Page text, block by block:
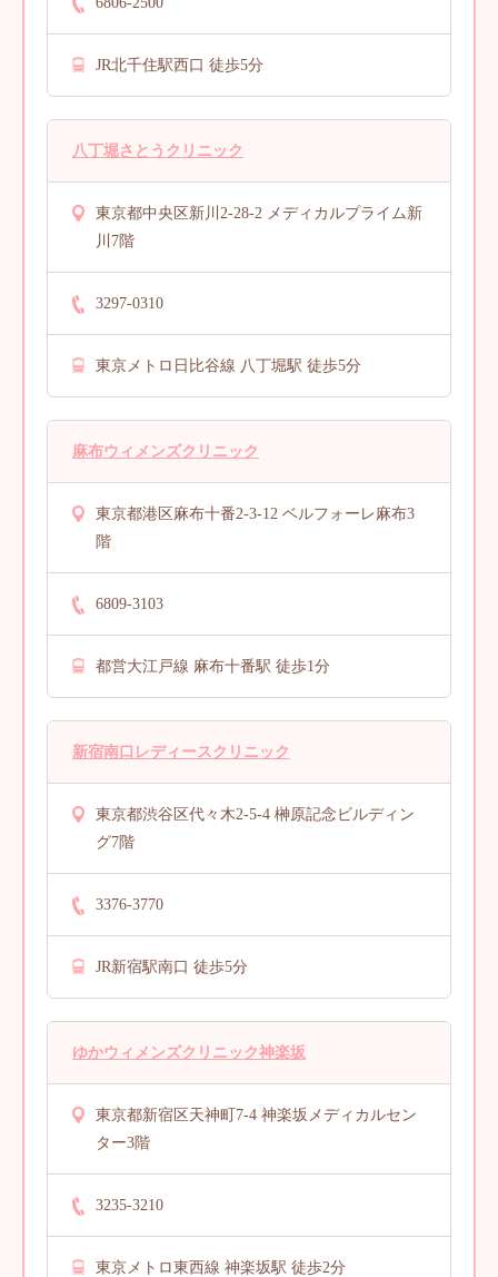
JR北千住駅西口 徒歩5分
八丁堀さとうクリニック
東京都中央区新川2-28-2 メディカルプライム新
川7階
3297-0310
東京メトロ日比谷線 八丁堀駅 徒歩5分
麻布ウィメンズクリニック
東京都港区麻布十番2-3-12 ベルフォーレ麻布3
階
6809-3103
都営大江戸線 麻布十番駅 徒歩1分
新宿南口レディースクリニック
東京都渋谷区代々木2-5-4 榊󠄀原記念ビルディン
グ7階
3376-3770
JR新宿駅南口 徒歩5分
ゆかウィメンズクリニック神楽坂
東京都新宿区天神町7-4 神楽坂メディカルセン
ター3階
3235-3210
東京メトロ東西線 神楽坂駅 徒歩2分